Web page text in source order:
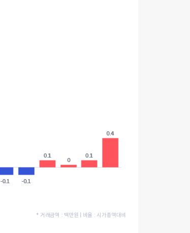
-0.1
-0.1 -0.1
-0.1
0.1
0.1
0
0
0.1
0.1
0.4
0.4
* 거래금액 : 백만원 | 비율 : 시가총액대비